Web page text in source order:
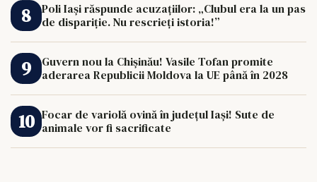
Poli Iași răspunde acuzațiilor: „Clubul era la un pas
de dispariție. Nu rescrieți istoria!”
Guvern nou la Chișinău! Vasile Tofan promite
aderarea Republicii Moldova la UE până în 2028
Focar de variolă ovină în județul Iași! Sute de
animale vor fi sacrificate